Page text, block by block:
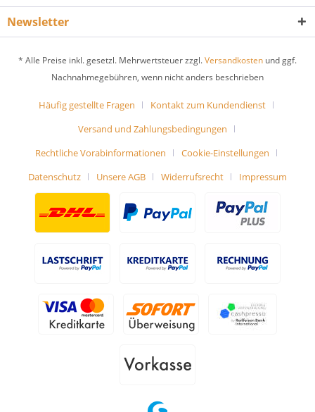
Newsletter
* Alle Preise inkl. gesetzl. Mehrwertsteuer zzgl.Versandkosten und ggf.
Nachnahmegebühren, wenn nicht anders beschrieben
Häufig gestellte Fragen
Kontakt zum Kundendienst
Versand und Zahlungsbedingungen
Rechtliche Vorabinformationen
Cookie-Einstellungen
Datenschutz
Unsere AGB Widerrufsrecht Impressum